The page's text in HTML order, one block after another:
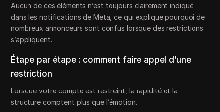
Aucun de ces éléments n’est toujours clairement indiqué
dans les notifications de Meta, ce qui explique pourquoi de
nombreux annonceurs sont confus lorsque des restrictions
s’appliquent.
Étape par étape : comment faire appel d’une
restriction
Lorsque votre compte est restreint, la rapidité et la
structure comptent plus que l’émotion.